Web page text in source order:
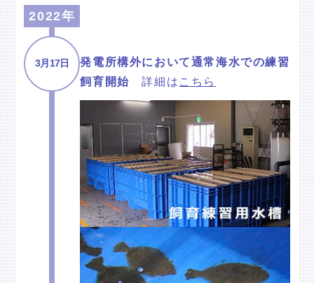
2022年
3月17日
発電所構外において通常海水での練習
飼育開始詳細は こちら